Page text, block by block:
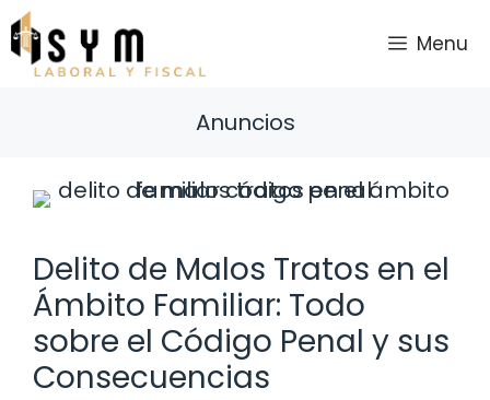
Saltar
al
contenido
Menu
Anuncios
Delito de Malos Tratos en el
Ámbito Familiar: Todo
sobre el Código Penal y sus
Consecuencias